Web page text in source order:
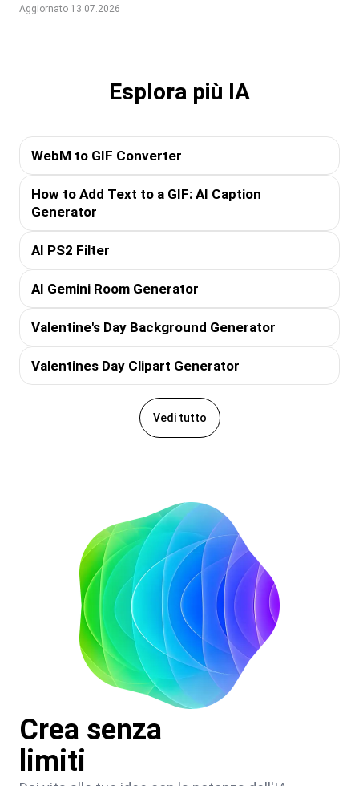
Aggiornato 13.07.2026
Esplora più IA
WebM to GIF Converter
How to Add Text to a GIF: AI Caption
Generator
AI PS2 Filter
AI Gemini Room Generator
Valentine's Day Background Generator
Valentines Day Clipart Generator
Vedi tutto
Crea senza
limiti